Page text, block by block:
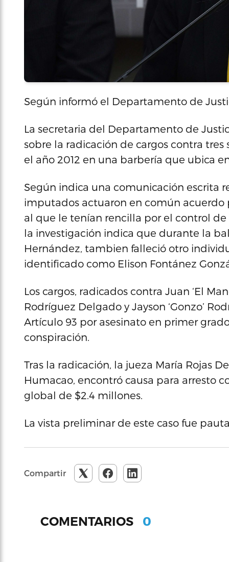
Según informó el Departamento de
La secretaria del Departamento de
sobre la radicación de cargos contra
el año 2012 en una barbería que ubica
Según indica una comunicación escrita
imputados actuaron en común acuerdo
al que le tenían rencilla por el control
la investigación indica que durante la
Hernández, tambien falleció otro
identificado como Elison Fontánez
Los cargos, radicados contra Juan ‘El
Rodríguez Delgado y Jayson ‘Gonzo’
Artículo 93 por asesinato en primer
conspiración.
Tras la radicación, la jueza María Rojas
Humacao, encontró causa para arresto
global de $2.4 millones.
La vista preliminar de este caso fue
Compartir
COMENTARIOS 0